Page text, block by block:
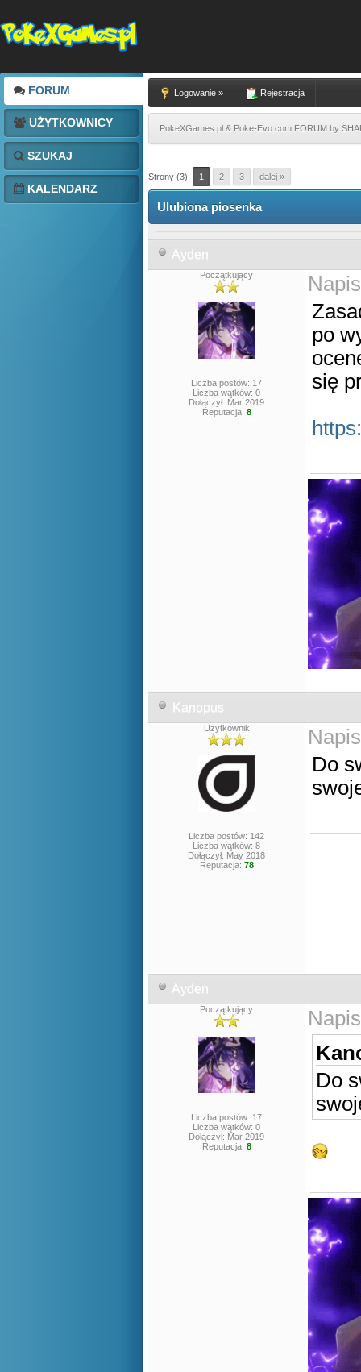
FORUM
UŻYTKOWNICY
SZUKAJ
KALENDARZ
Logowanie » Rejestracja
PokeXGames.pl & Poke-Evo.com FORUM by
Strony (3): 1 2 3 dalej »
Ulubiona piosenka
Ayden
Początkujący
Liczba postów: 17
Liczba wątków: 0
Dołączył: Mar 2019
Reputacja: 8
po
się
Kanopus
Użytkownik
Liczba postów: 142
Liczba wątków: 8
Dołączył: May 2018
Reputacja: 78
Do
Ayden
Początkujący
Liczba postów: 17
Liczba wątków: 0
Dołączył: Mar 2019
Reputacja: 8
Do